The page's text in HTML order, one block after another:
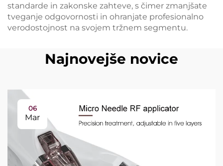
standarde in zakonske zahteve, s čimer zmanjšate
tveganje odgovornosti in ohranjate profesionalno
verodostojnost na svojem tržnem segmentu.
Najnovejše novice
06
Mar